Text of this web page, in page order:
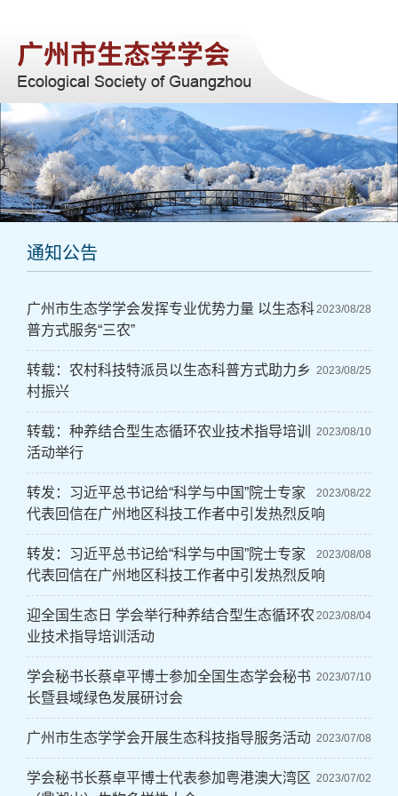
网站首页
学会动态
学科进展
会员服务
联系我们
通知公告
2023/08/28
广州市生态学学会发挥专业优势力量 以生态科
普方式服务“三农”
2023/08/25
转载：农村科技特派员以生态科普方式助力乡
村振兴
2023/08/10
转载：种养结合型生态循环农业技术指导培训
活动举行
2023/08/22
转发：习近平总书记给“科学与中国”院士专家
代表回信在广州地区科技工作者中引发热烈反响
2023/08/08
转发：习近平总书记给“科学与中国”院士专家
代表回信在广州地区科技工作者中引发热烈反响
2023/08/04
迎全国生态日 学会举行种养结合型生态循环农
业技术指导培训活动
2023/07/10
学会秘书长蔡卓平博士参加全国生态学会秘书
长暨县域绿色发展研讨会
2023/07/08
广州市生态学学会开展生态科技指导服务活动
2023/07/02
学会秘书长蔡卓平博士代表参加粤港澳大湾区